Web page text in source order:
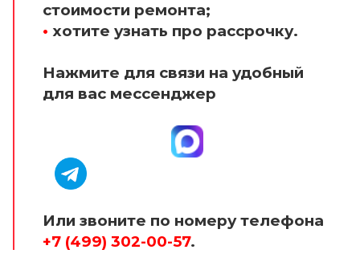
стоимости ремонта;
• хотите узнать про рассрочку.
Нажмите для связи на удобный
для вас мессенджер
Или звоните по номеру телефона
+7 (499) 302-00-57.